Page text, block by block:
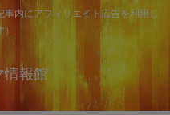
内にアフィリエイト広告を利用し
情報館